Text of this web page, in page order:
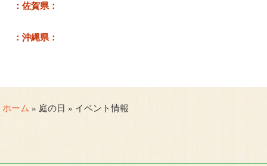
：佐賀県：
：沖縄県：
ホーム » 庭の日 » イベント情報